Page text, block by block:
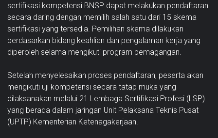
sertifikasi kompetensi BNSP dapat melakukan pendaftaran
secara daring dengan memilih salah satu dari 15 skema
sertifikasi yang tersedia. Pemilihan skema dilakukan
berdasarkan bidang keahlian dan pengalaman kerja yang
diperoleh selama mengikuti program pemagangan.
Setelah menyelesaikan proses pendaftaran, peserta akan
mengikuti uji kompetensi secara tatap muka yang
dilaksanakan melalui 21 Lembaga Sertifikasi Profesi (LSP)
yang berada dalam jaringan Unit Pelaksana Teknis Pusat
(UPTP) Kementerian Ketenagakerjaan.